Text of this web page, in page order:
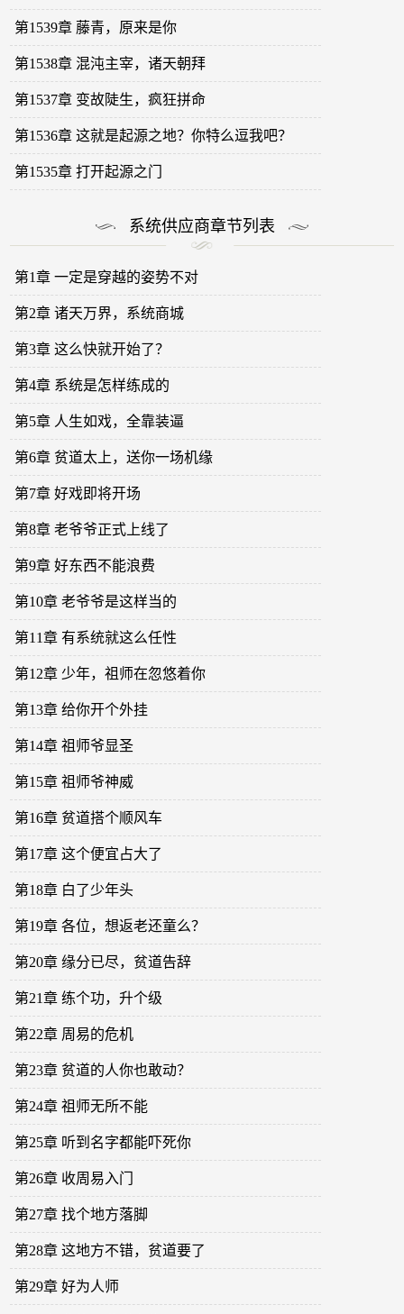
第1539章 藤青，原来是你
第1538章 混沌主宰，诸天朝拜
第1537章 变故陡生，疯狂拼命
第1536章 这就是起源之地？你特么逗我吧？
第1535章 打开起源之门
系统供应商章节列表
第1章 一定是穿越的姿势不对
第2章 诸天万界，系统商城
第3章 这么快就开始了？
第4章 系统是怎样练成的
第5章 人生如戏，全靠装逼
第6章 贫道太上，送你一场机缘
第7章 好戏即将开场
第8章 老爷爷正式上线了
第9章 好东西不能浪费
第10章 老爷爷是这样当的
第11章 有系统就这么任性
第12章 少年，祖师在忽悠着你
第13章 给你开个外挂
第14章 祖师爷显圣
第15章 祖师爷神威
第16章 贫道搭个顺风车
第17章 这个便宜占大了
第18章 白了少年头
第19章 各位，想返老还童么？
第20章 缘分已尽，贫道告辞
第21章 练个功，升个级
第22章 周易的危机
第23章 贫道的人你也敢动？
第24章 祖师无所不能
第25章 听到名字都能吓死你
第26章 收周易入门
第27章 找个地方落脚
第28章 这地方不错，贫道要了
第29章 好为人师